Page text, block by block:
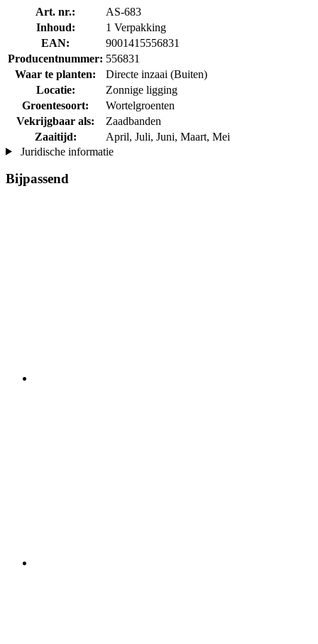
Art. nr.:
AS-683
Inhoud:
1 Verpakking
EAN:
9001415556831
Producentnummer: 556831
Waar te planten:
Directe inzaai (Buiten)
Locatie:
Zonnige ligging
Groentesoort:
Wortelgroenten
Vekrijgbaar als:
Zaadbanden
Zaaitijd:
April, Juli, Juni, Maart, Mei
Juridische informatie
Bijpassend